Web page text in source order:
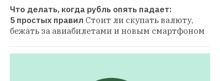
Что делать, когда рубль опять падает:
5 простых правил Стоит ли скупать валюту,
бежать за авиабилетами и новым смартфоном